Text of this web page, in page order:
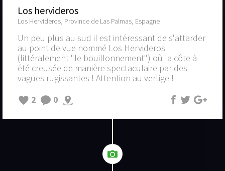
Los hervideros
Los Hervideros, Province de Las Palmas, Espagne
Un peu plus au sud il est intéressant de s'attarder
au point de vue nommé Los Hervideros
(littéralement "le bouillonnement") où la côte à
été creusée de manière spectaculaire par des
vagues rugissantes ! Attention au vertige !
2
0